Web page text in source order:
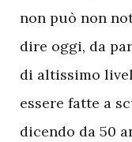
non può non
dire oggi, da
di altissimo
essere fatte a
dicendo da 50